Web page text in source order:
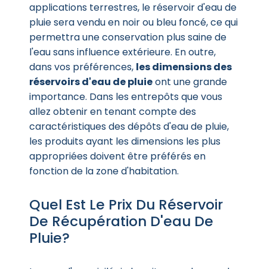
applications terrestres, le réservoir d'eau de
pluie sera vendu en noir ou bleu foncé, ce qui
permettra une conservation plus saine de
l'eau sans influence extérieure. En outre,
dans vos préférences, les dimensions des
réservoirs d'eau de pluieont une grande
importance. Dans les entrepôts que vous
allez obtenir en tenant compte des
caractéristiques des dépôts d'eau de pluie,
les produits ayant les dimensions les plus
appropriées doivent être préférés en
fonction de la zone d'habitation.
Quel Est Le Prix Du Réservoir
De Récupération D'eau De
Pluie?